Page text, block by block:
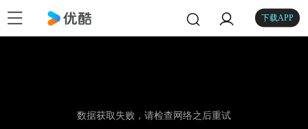
下载APP
数据获取失败，请检查网络之后重试